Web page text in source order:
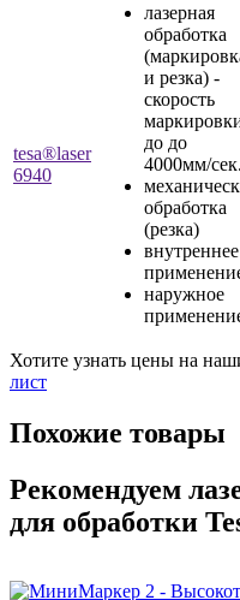
tesa®laser
6940
лазерная
обработка
и резка) -
скорость
до до
4000мм/
обработка
(резка)
внутреннее
наружное
Хотите узнать цены на
лист
Похожие товары
Рекомендуем
для обработки